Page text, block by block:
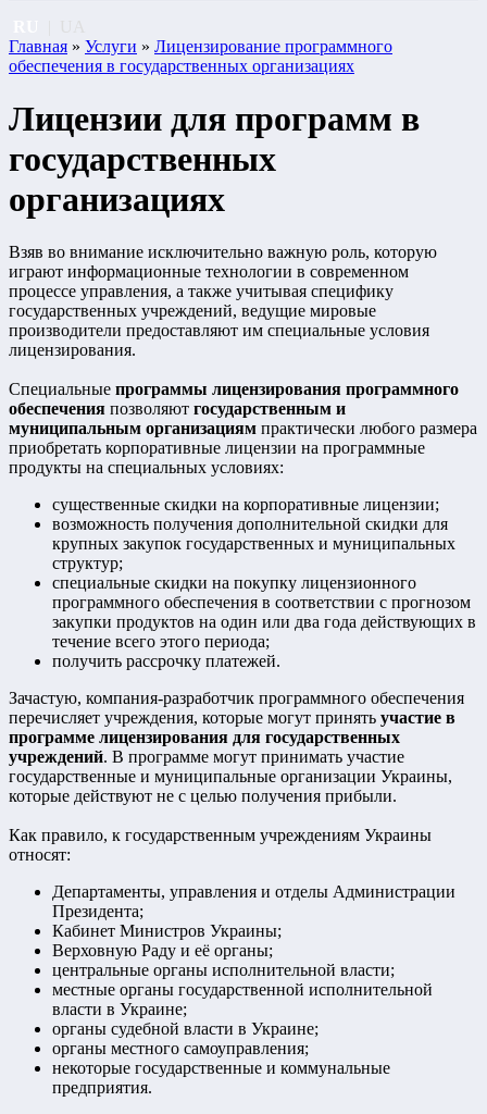
Главная » Услуги » Лицензирование программного
обеспечения в государственных организациях
Лицензии для программ в
государственных
организациях
Взяв во внимание исключительно важную роль, которую
играют информационные технологии в современном
процессе управления, а также учитывая специфику
государственных учреждений, ведущие мировые
производители предоставляют им специальные условия
лицензирования.
Специальные программы лицензирования программного
обеспечения позволяют государственным и
муниципальным организациям практически любого размера
приобретать корпоративные лицензии на программные
продукты на специальных условиях:
существенные скидки на корпоративные лицензии;
возможность получения дополнительной скидки для
крупных закупок государственных и муниципальных
структур;
специальные скидки на покупку лицензионного
программного обеспечения в соответствии с прогнозом
закупки продуктов на один или два года действующих в
течение всего этого периода;
получить рассрочку платежей.
Зачастую, компания-разработчик программного обеспечения
перечисляет учреждения, которые могут принять участие в
программе лицензирования для государственных
учреждений. В программе могут принимать участие
государственные и муниципальные организации Украины,
которые действуют не с целью получения прибыли.
Как правило, к государственным учреждениям Украины
относят:
Департаменты, управления и отделы Администрации
Президента;
Кабинет Министров Украины;
Верховную Раду и её органы;
центральные органы исполнительной власти;
местные органы государственной исполнительной
власти в Украине;
органы судебной власти в Украине;
органы местного самоуправления;
некоторые государственные и коммунальные
предприятия.